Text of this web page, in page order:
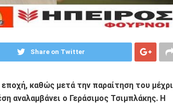
Share on Twitter
καθώς μετά την παραίτηση του μέχρι
αναλαμβάνει ο Γεράσιμος Τσιμπλάκης. Η